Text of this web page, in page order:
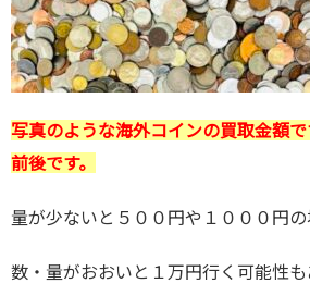
写真のような海外コインの買取金額
前後です。
量が少ないと５００円や１０００円の
数・量がおおいと１万円行く可能性も